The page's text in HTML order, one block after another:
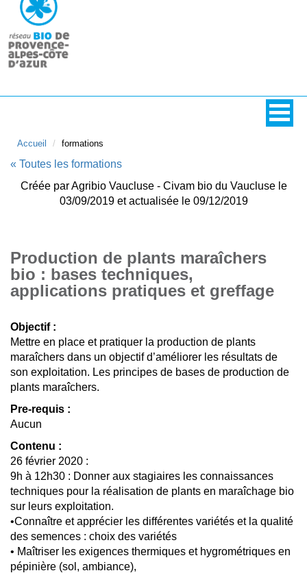
Accueil formations
« Toutes les formations
Créée par Agribio Vaucluse - Civam bio du Vaucluse le
03/09/2019 et actualisée le 09/12/2019
Production de plants maraîchers
bio : bases techniques,
applications pratiques et greffage
Objectif :
Mettre en place et pratiquer la production de plants
maraîchers dans un objectif d’améliorer les résultats de
son exploitation. Les principes de bases de production de
plants maraîchers.
Pre-requis :
Aucun
Contenu :
26 février 2020 :
9h à 12h30 : Donner aux stagiaires les connaissances
techniques pour la réalisation de plants en maraîchage bio
sur leurs exploitation.
•Connaître et apprécier les différentes variétés et la qualité
des semences : choix des variétés
• Maîtriser les exigences thermiques et hygrométriques en
pépinière (sol, ambiance),